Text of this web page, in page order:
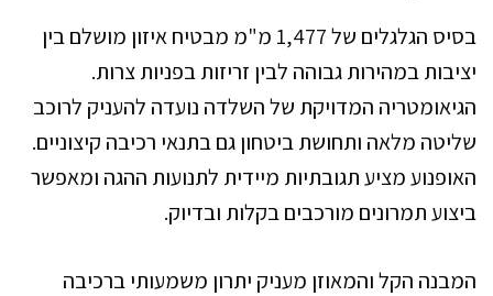
בסיס הגלגלים של 1,477 מ"מ מבטיח איזון מושלם בין
יציבות במהירות גבוהה לבין זריזות בפניות צרות.
הגיאומטריה המדויקת של השלדה נועדה להעניק לרוכב
שליטה מלאה ותחושת ביטחון גם בתנאי רכיבה קיצוניים.
האופנוע מציע תגובתיות מיידית לתנועות ההגה ומאפשר
ביצוע תמרונים מורכבים בקלות ובדיוק.
המבנה הקל והמאוזן מעניק יתרון משמעותי ברכיבה